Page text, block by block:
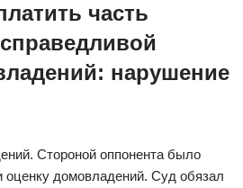
часть
нарушение
Стороной оппонента было
оценку домовладений. Суд обязал